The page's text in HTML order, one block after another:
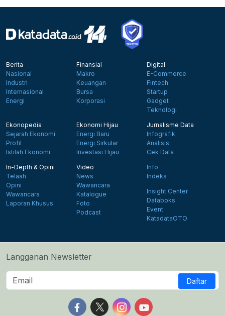
Berita
Nasional
Industri
Internasional
Energi
Finansial
Makro
Keuangan
Bursa
Korporasi
Digital
E-Commerce
Fintech
Startup
Gadget
Teknologi
Ekonopedia
Sejarah Ekonomi
Profil
Istilah Ekonomi
Ekonomi Hijau
Energi Baru
Energi Sirkular
Investasi Hijau
Jurnalisme Data
Infografik
Analisis
Cek Data
In-Depth & Opini
Telaah
Opini
Wawancara
Laporan Khusus
Video
News
Wawancara
Katalogue
Foto
Podcast
Info
Indeks
Insight Center
Databoks
Event
KatadataOTO
Langganan Newsletter
Daftar
Follow us on Facebook
Follow us on X
Follow us on Instagram
Follow us on